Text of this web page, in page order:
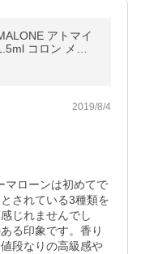
アトマイ
コロン メン
【メール便送料
2019/8/4
マローンは初めてで
されている3種類を
じれませんでし
る印象です。香り
段なりの高級感や